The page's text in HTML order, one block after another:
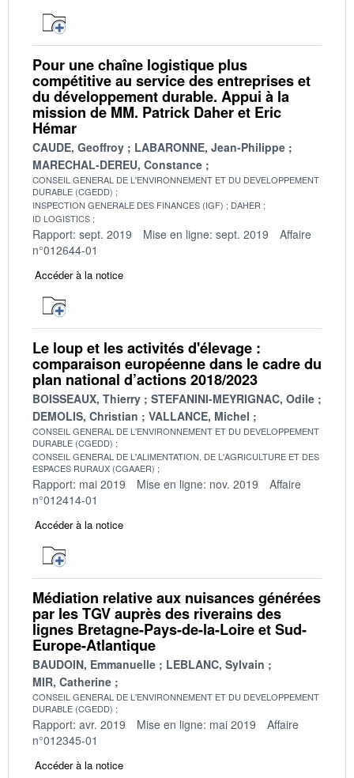
Pour une chaîne logistique plus
compétitive au service des entreprises et
du développement durable. Appui à la
mission de MM. Patrick Daher et Eric
Hémar
CAUDE, Geoffroy
LABARONNE, Jean-Philippe
MARECHAL-DEREU, Constance
CONSEIL GENERAL DE L'ENVIRONNEMENT ET DU DEVELOPPEMENT
DURABLE (CGEDD)
INSPECTION GENERALE DES FINANCES (IGF)
DAHER
ID LOGISTICS
Rapport: sept. 2019 Mise en ligne: sept. 2019
Affaire
n°012644-01
Accéder à la notice
Le loup et les activités d'élevage :
comparaison européenne dans le cadre du
plan national d’actions 2018/2023
BOISSEAUX, Thierry
STEFANINI-MEYRIGNAC, Odile
DEMOLIS, Christian
VALLANCE, Michel
CONSEIL GENERAL DE L'ENVIRONNEMENT ET DU DEVELOPPEMENT
DURABLE (CGEDD)
CONSEIL GENERAL DE L'ALIMENTATION, DE L'AGRICULTURE ET DES
ESPACES RURAUX (CGAAER)
Rapport: mai 2019 Mise en ligne: nov. 2019
Affaire
n°012414-01
Accéder à la notice
Médiation relative aux nuisances générées
par les TGV auprès des riverains des
lignes Bretagne-Pays-de-la-Loire et Sud-
Europe-Atlantique
BAUDOIN, Emmanuelle
LEBLANC, Sylvain
MIR, Catherine
CONSEIL GENERAL DE L'ENVIRONNEMENT ET DU DEVELOPPEMENT
DURABLE (CGEDD)
Rapport: avr. 2019 Mise en ligne: mai 2019
Affaire
n°012345-01
Accéder à la notice